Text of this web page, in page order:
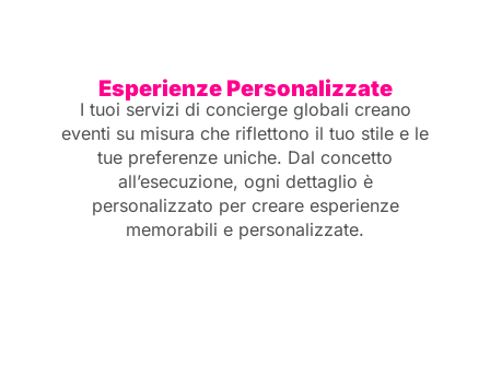
Esperienze Personalizzate
I tuoi servizi di concierge globali creano
eventi su misura che riflettono il tuo stile e le
tue preferenze uniche. Dal concetto
all’esecuzione, ogni dettaglio è
personalizzato per creare esperienze
memorabili e personalizzate.